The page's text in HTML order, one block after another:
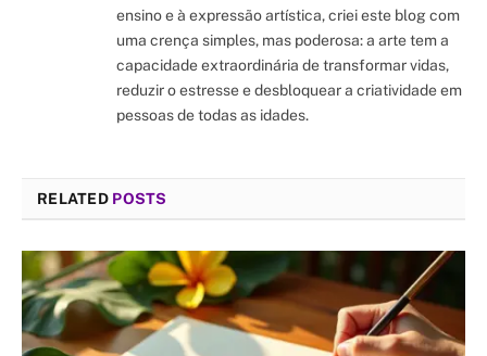
ensino e à expressão artística, criei este blog com
uma crença simples, mas poderosa: a arte tem a
capacidade extraordinária de transformar vidas,
reduzir o estresse e desbloquear a criatividade em
pessoas de todas as idades.
RELATED POSTS